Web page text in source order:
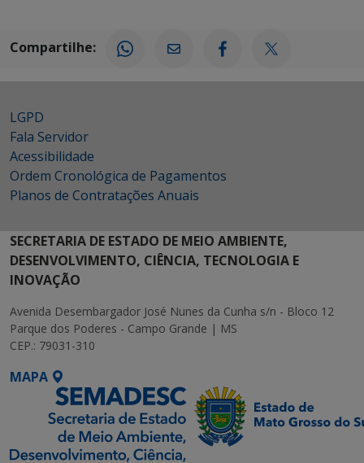
Compartilhe:
LGPD
Fala Servidor
Acessibilidade
Ordem Cronológica de Pagamentos
Planos de Contratações Anuais
SECRETARIA DE ESTADO DE MEIO AMBIENTE,
DESENVOLVIMENTO, CIÊNCIA, TECNOLOGIA E
INOVAÇÃO
Avenida Desembargador José Nunes da Cunha s/n - Bloco 12
Parque dos Poderes - Campo Grande | MS
CEP.: 79031-310
MAPA